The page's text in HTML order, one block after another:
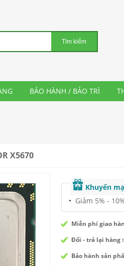
BẢO HÀNH / BẢO TRÌ
X5670
Khuyến
Giảm 5% -
Miễn phí giao
Đổi - trả lại hàng
Bảo hành sản